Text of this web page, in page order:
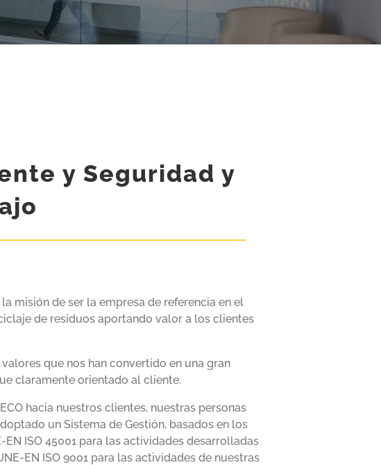
y Seguridad y
misión de ser la empresa de referencia en el
de residuos aportando valor a los clientes
que nos han convertido en una gran
claramente orientado al cliente.
hacia nuestros clientes, nuestras personas
un Sistema de Gestión, basados en los
EN ISO 45001 para las actividades desarrolladas
EN ISO 9001 para las actividades de nuestras